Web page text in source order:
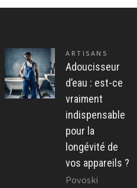
ARTISANS
Adoucisseur
d’eau : est-ce
vraiment
indispensable
pour la
longévité de
vos appareils ?
Povoski